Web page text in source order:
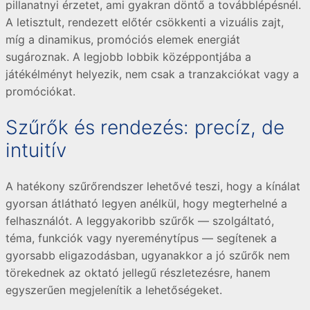
pillanatnyi érzetet, ami gyakran döntő a továbblépésnél.
A letisztult, rendezett előtér csökkenti a vizuális zajt,
míg a dinamikus, promóciós elemek energiát
sugároznak. A legjobb lobbik középpontjába a
játékélményt helyezik, nem csak a tranzakciókat vagy a
promóciókat.
Szűrők és rendezés: precíz, de
intuitív
A hatékony szűrőrendszer lehetővé teszi, hogy a kínálat
gyorsan átlátható legyen anélkül, hogy megterhelné a
felhasználót. A leggyakoribb szűrők — szolgáltató,
téma, funkciók vagy nyereménytípus — segítenek a
gyorsabb eligazodásban, ugyanakkor a jó szűrők nem
törekednek az oktató jellegű részletezésre, hanem
egyszerűen megjelenítik a lehetőségeket.